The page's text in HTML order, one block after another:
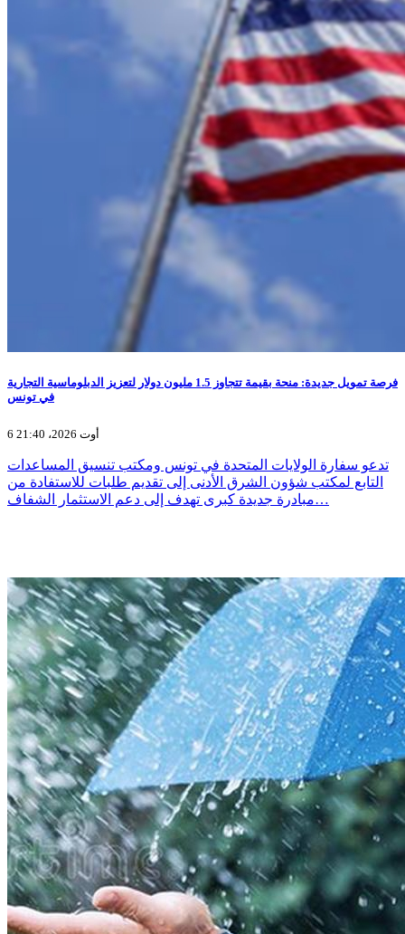
فرصة تمويل جديدة: منحة بقيمة تتجاوز 1.5 مليون دولار لتعزيز الدبلوماسية التجارية
في تونس
6 أوت 2026، 21:40
تدعو سفارة الولايات المتحدة في تونس ومكتب تنسيق المساعدات
التابع لمكتب شؤون الشرق الأدنى إلى تقديم طلبات للاستفادة من
مبادرة جديدة كبرى تهدف إلى دعم الاستثمار الشفاف…